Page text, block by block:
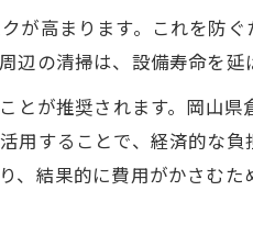
者の健康維持に果たす役割
性向上で安心な住環境を実
を支える空調設備の工夫
高まります。これを防
の清掃は、設備寿命を延
とが推奨されます。岡山
することで、経済的な
結果的に費用がかさむた